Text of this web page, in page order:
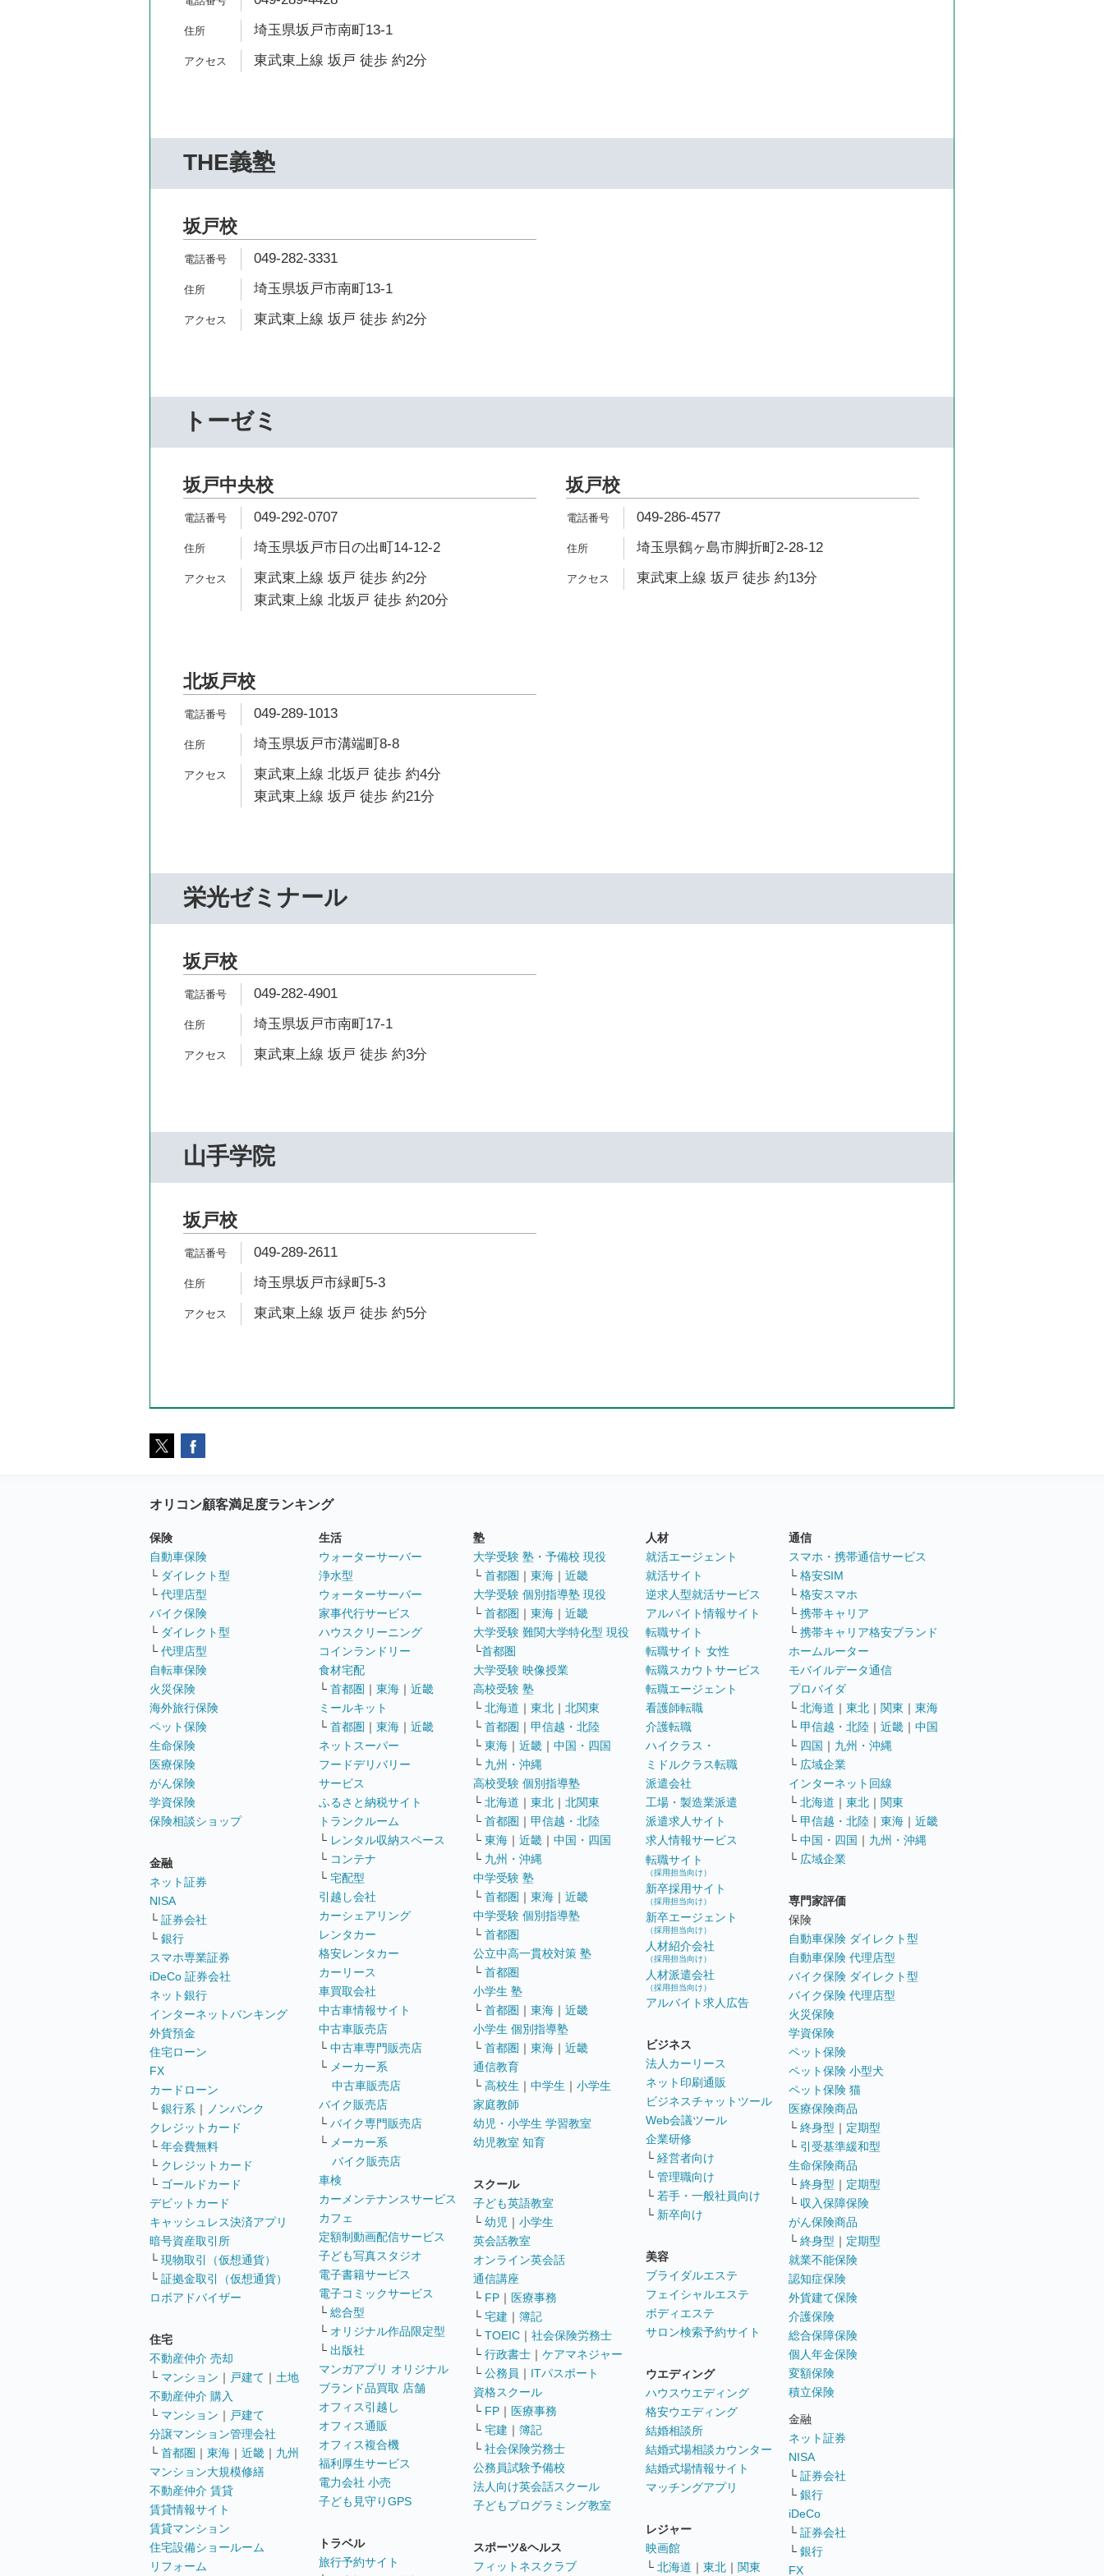
埼玉県坂戸市南町13-1
東武東上線 坂戸 徒歩 約2分
THE義塾
坂戸校
049-282-3331
埼玉県坂戸市南町13-1
東武東上線 坂戸 徒歩 約2分
トーゼミ
坂戸中央校
049-292-0707
埼玉県坂戸市日の出町14-12-2
東武東上線 坂戸 徒歩 約2分
東武東上線 北坂戸 徒歩 約20分
坂戸校
049-286-4577
埼玉県鶴ヶ島市脚折町2-28-12
東武東上線 坂戸 徒歩 約13分
北坂戸校
049-289-1013
埼玉県坂戸市溝端町8-8
東武東上線 北坂戸 徒歩 約4分
東武東上線 坂戸 徒歩 約21分
栄光ゼミナール
坂戸校
049-282-4901
埼玉県坂戸市南町17-1
東武東上線 坂戸 徒歩 約3分
山手学院
坂戸校
049-289-2611
埼玉県坂戸市緑町5-3
東武東上線 坂戸 徒歩 約5分
オリコン顧客満足度ランキング
保険
自動車保険
└ ダイレクト型
└ 代理店型
バイク保険
└ ダイレクト型
└ 代理店型
自転車保険
火災保険
海外旅行保険
ペット保険
生命保険
医療保険
がん保険
学資保険
保険相談ショップ
金融
ネット証券
NISA
└ 証券会社
└ 銀行
スマホ専業証券
iDeCo 証券会社
ネット銀行
インターネットバンキング
外貨預金
住宅ローン
FX
カードローン
└ 銀行系 ｜
ノンバンク
クレジットカード
└ 年会費無料
└ クレジットカード
└ ゴールドカード
デビットカード
キャッシュレス決済アプリ
暗号資産取引所
└ 現物取引（仮想通貨）
└ 証拠金取引（仮想通貨）
ロボアドバイザー
住宅
不動産仲介 売却
└ マンション ｜ 戸建て ｜ 土地
不動産仲介 購入
└ マンション ｜ 戸建て
分譲マンション管理会社
└ 首都圏 ｜ 東海 ｜ 近畿 ｜ 九州
マンション大規模修繕
不動産仲介 賃貸
賃貸情報サイト
賃貸マンション
住宅設備ショールーム
リフォーム
生活
ウォーターサーバー
浄水型
ウォーターサーバー
家事代行サービス
ハウスクリーニング
コインランドリー
食材宅配
└ 首都圏 ｜ 東海 ｜ 近畿
ミールキット
└ 首都圏 ｜ 東海 ｜ 近畿
ネットスーパー
フードデリバリー
サービス
ふるさと納税サイト
トランクルーム
└ レンタル収納スペース
└ コンテナ
└ 宅配型
引越し会社
カーシェアリング
レンタカー
格安レンタカー
カーリース
車買取会社
中古車情報サイト
中古車販売店
└ 中古車専門販売店
└ メーカー系
中古車販売店
バイク販売店
└ バイク専門販売店
└ メーカー系
バイク販売店
車検
カーメンテナンスサービス
カフェ
定額制動画配信サービス
子ども写真スタジオ
電子書籍サービス
電子コミックサービス
└ 総合型
└ オリジナル作品限定型
└ 出版社
マンガアプリ オリジナル
ブランド品買取 店舗
オフィス引越し
オフィス通販
オフィス複合機
福利厚生サービス
電力会社 小売
子ども見守りGPS
トラベル
旅行予約サイト
塾
大学受験 塾・予備校 現役
└ 首都圏 ｜ 東海 ｜ 近畿
大学受験 個別指導塾 現役
└ 首都圏 ｜ 東海 ｜ 近畿
大学受験 難関大学特化型 現役
└首都圏
大学受験 映像授業
高校受験 塾
└ 北海道 ｜ 東北 ｜ 北関東
└ 首都圏 ｜ 甲信越・北陸
└ 東海 ｜ 近畿 ｜ 中国・四国
└ 九州・沖縄
高校受験 個別指導塾
└ 北海道 ｜ 東北 ｜ 北関東
└ 首都圏 ｜ 甲信越・北陸
└ 東海 ｜ 近畿 ｜ 中国・四国
└ 九州・沖縄
中学受験 塾
└ 首都圏 ｜ 東海 ｜ 近畿
中学受験 個別指導塾
└ 首都圏
公立中高一貫校対策 塾
└ 首都圏
小学生 塾
└ 首都圏 ｜ 東海 ｜ 近畿
小学生 個別指導塾
└ 首都圏 ｜ 東海 ｜ 近畿
通信教育
└ 高校生 ｜ 中学生 ｜ 小学生
家庭教師
幼児・小学生 学習教室
幼児教室 知育
スクール
子ども英語教室
└ 幼児 ｜ 小学生
英会話教室
オンライン英会話
通信講座
└ FP ｜ 医療事務
└ 宅建 ｜ 簿記
└ TOEIC ｜ 社会保険労務士
└ 行政書士 ｜ ケアマネジャー
└ 公務員 ｜ ITパスポート
資格スクール
└ FP ｜ 医療事務
└ 宅建 ｜ 簿記
└ 社会保険労務士
公務員試験予備校
法人向け英会話スクール
子どもプログラミング教室
スポーツ&ヘルス
フィットネスクラブ
人材
就活エージェント
就活サイト
逆求人型就活サービス
アルバイト情報サイト
転職サイト
転職サイト 女性
転職スカウトサービス
転職エージェント
看護師転職
介護転職
ハイクラス・
ミドルクラス転職
派遣会社
工場・製造業派遣
派遣求人サイト
求人情報サービス
転職サイト
（採用担当向け）
新卒採用サイト
（採用担当向け）
新卒エージェント
（採用担当向け）
人材紹介会社
（採用担当向け）
人材派遣会社
（採用担当向け）
アルバイト求人広告
ビジネス
法人カーリース
ネット印刷通販
ビジネスチャットツール
Web会議ツール
企業研修
└ 経営者向け
└ 管理職向け
└ 若手・一般社員向け
└ 新卒向け
美容
ブライダルエステ
フェイシャルエステ
ボディエステ
サロン検索予約サイト
ウエディング
ハウスウエディング
格安ウエディング
結婚相談所
結婚式場相談カウンター
結婚式場情報サイト
マッチングアプリ
レジャー
映画館
└ 北海道 ｜ 東北 ｜ 関東
通信
スマホ・携帯通信サービス
└ 格安SIM
└ 格安スマホ
└ 携帯キャリア
└ 携帯キャリア格安ブランド
ホームルーター
モバイルデータ通信
プロバイダ
└ 北海道 ｜ 東北 ｜ 関東 ｜ 東海
└ 甲信越・北陸 ｜ 近畿 ｜ 中国
└ 四国 ｜ 九州・沖縄
└ 広域企業
インターネット回線
└ 北海道 ｜ 東北 ｜ 関東
└ 甲信越・北陸 ｜ 東海 ｜ 近畿
└ 中国・四国 ｜ 九州・沖縄
└ 広域企業
専門家評価
保険
自動車保険 ダイレクト型
自動車保険 代理店型
バイク保険 ダイレクト型
バイク保険 代理店型
火災保険
学資保険
ペット保険
ペット保険 小型犬
ペット保険 猫
医療保険商品
└ 終身型 ｜ 定期型
└ 引受基準緩和型
生命保険商品
└ 終身型 ｜ 定期型
└ 収入保障保険
がん保険商品
└ 終身型 ｜ 定期型
就業不能保険
認知症保険
外貨建て保険
介護保険
総合保障保険
個人年金保険
変額保険
積立保険
金融
ネット証券
NISA
└ 証券会社
└ 銀行
iDeCo
└ 証券会社
└ 銀行
FX